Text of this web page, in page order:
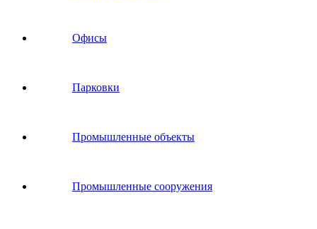
Офисы
Парковки
Промышленные объекты
Промышленные сооружения